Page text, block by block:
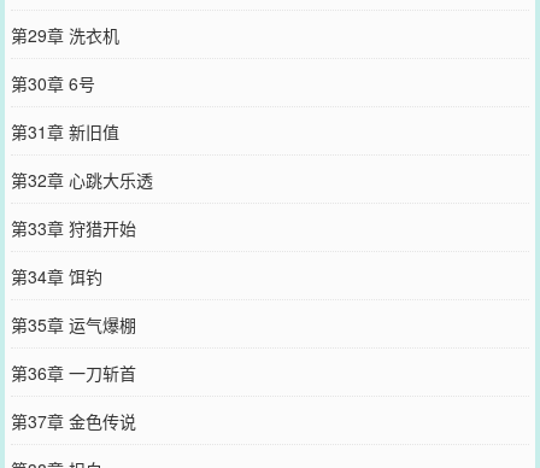
第29章 洗衣机
第30章 6号
第31章 新旧值
第32章 心跳大乐透
第33章 狩猎开始
第34章 饵钓
第35章 运气爆棚
第36章 一刀斩首
第37章 金色传说